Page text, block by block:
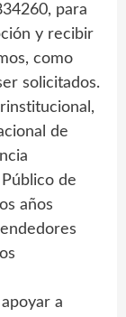
para
y recibir
como
solicitados.
de
de
años
a